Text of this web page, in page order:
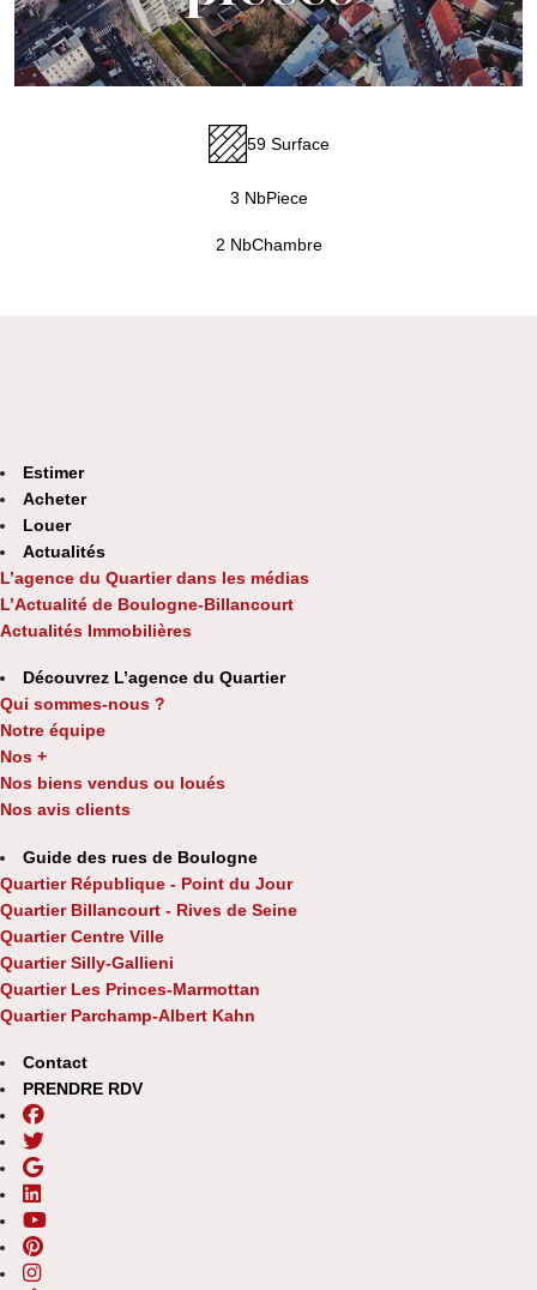
59 Surface
3 NbPiece
2 NbChambre
Estimer
Acheter
Louer
Actualités
L’agence du Quartier dans les médias
L’Actualité de Boulogne-Billancourt
Actualités Immobilières
Découvrez L’agence du Quartier
Qui sommes-nous ?
Notre équipe
Nos +
Nos biens vendus ou loués
Nos avis clients
Guide des rues de Boulogne
Quartier République - Point du Jour
Quartier Billancourt - Rives de Seine
Quartier Centre Ville
Quartier Silly-Gallieni
Quartier Les Princes-Marmottan
Quartier Parchamp-Albert Kahn
Contact
PRENDRE RDV